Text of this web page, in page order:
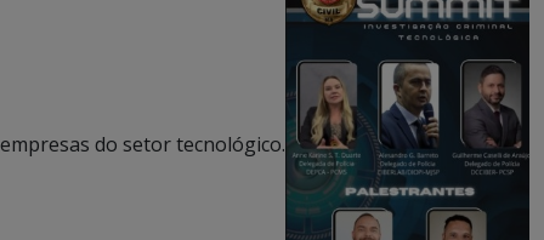
empresas do setor tecnológico.